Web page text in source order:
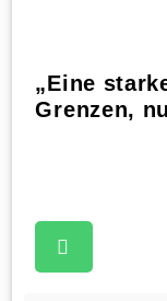
„Eine
Grenzen,